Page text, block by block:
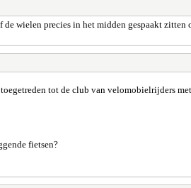
wielen precies in het midden gespaakt
tot de club van velomobielrijders
fietsen?